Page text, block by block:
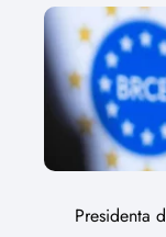
Presidenta